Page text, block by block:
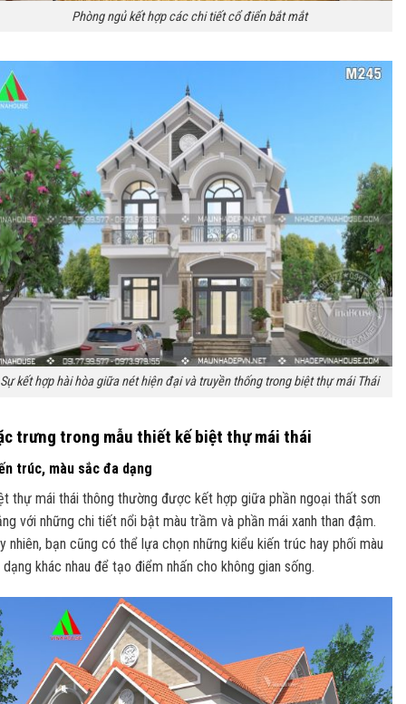
Phòng ngủ kết hợp các chi tiết cổ điển bắt mắt
Sự kết hợp hài hòa giữa nét hiện đại và truyền thống trong biệt thự mái Thái
trưng trong mẫu thiết kế biệt thự mái thái
trúc, màu sắc đa dạng
thự mái thái thông thường được kết hợp giữa phần ngoại thất sơn
với những chi tiết nổi bật màu trầm và phần mái xanh than đậm.
nhiên, bạn cũng có thể lựa chọn những kiểu kiến trúc hay phối màu
dạng khác nhau để tạo điểm nhấn cho không gian sống.